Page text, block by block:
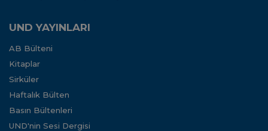
UND YAYINLARI
AB Bülteni
Kitaplar
Sirküler
Haftalık Bülten
Basın Bültenleri
UND'nin Sesi Dergisi